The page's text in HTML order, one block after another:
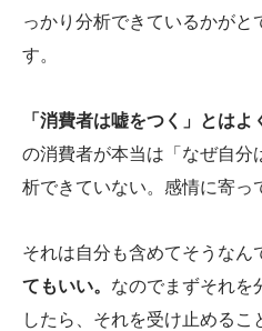
っかり分析できているかがと
す。
「消費者は嘘をつく」とはよ
の消費者が本当は「なぜ自分
析できていない。感情に寄っ
それは自分も含めてそうなん
てもいい。 なのでまずそれを
したら、それを受け止める